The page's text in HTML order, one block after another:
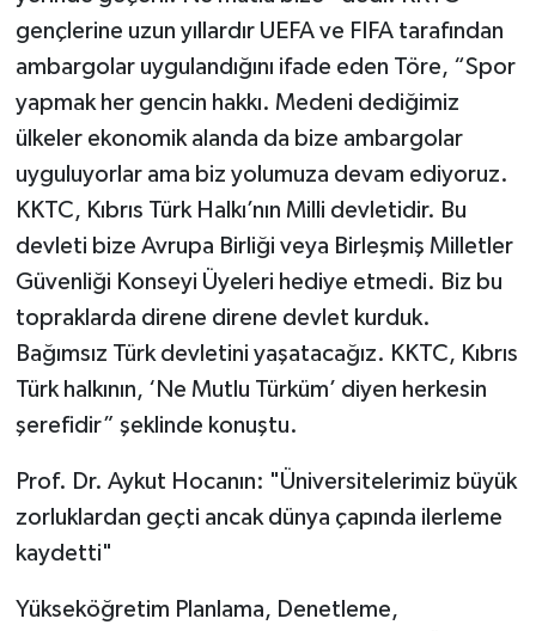
gençlerine uzun yıllardır UEFA ve FIFA tarafından
ambargolar uygulandığını ifade eden Töre, “Spor
yapmak her gencin hakkı. Medeni dediğimiz
ülkeler ekonomik alanda da bize ambargolar
uyguluyorlar ama biz yolumuza devam ediyoruz.
KKTC, Kıbrıs Türk Halkı’nın Milli devletidir. Bu
devleti bize Avrupa Birliği veya Birleşmiş Milletler
Güvenliği Konseyi Üyeleri hediye etmedi. Biz bu
topraklarda direne direne devlet kurduk.
Bağımsız Türk devletini yaşatacağız. KKTC, Kıbrıs
Türk halkının, ‘Ne Mutlu Türküm’ diyen herkesin
şerefidir” şeklinde konuştu.
Prof. Dr. Aykut Hocanın: "Üniversitelerimiz büyük
zorluklardan geçti ancak dünya çapında ilerleme
kaydetti"
Yükseköğretim Planlama, Denetleme,